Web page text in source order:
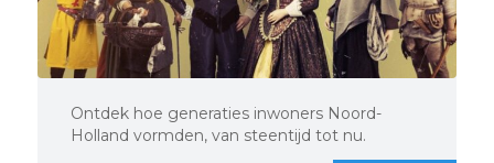
Ontdek hoe generaties inwoners Noord-
Holland vormden, van steentijd tot nu.